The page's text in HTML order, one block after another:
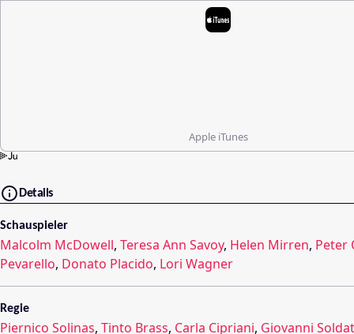
Apple iTunes
Details
Schauspieler
Malcolm McDowell, Teresa Ann Savoy, Helen Mirren, Peter
Pevarello, Donato Placido, Lori Wagner
Regie
Piernico Solinas, Tinto Brass, Carla Cipriani, Giovanni